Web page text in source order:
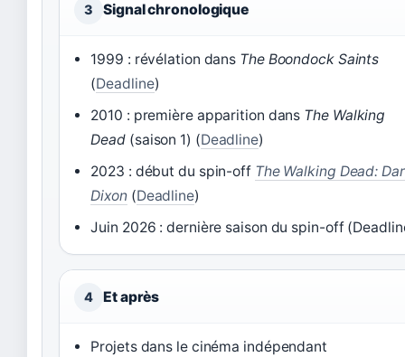
3 Signal chronologique
1999 : révélation dans The Boondock Saints
(Deadline)
2010 : première apparition dans The Walking
Dead (saison 1) (Deadline)
2023 : début du spin-off The Walking Dead:
Dixon(Deadline)
Juin 2026 : dernière saison du spin-off
4 Et après
Projets dans le cinéma indépendant